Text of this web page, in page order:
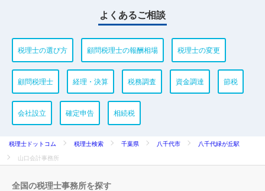
よくあるご相談
税理士の選び方 顧問税理士の報酬相場 税理士の変更
顧問税理士 経理・決算 税務調査 資金調達 節税
会社設立 確定申告 相続税
税理士ドットコム 税理士検索 千葉県 八千代市
八千代緑が丘駅
山口会計事務所
全国の税理士事務所を探す